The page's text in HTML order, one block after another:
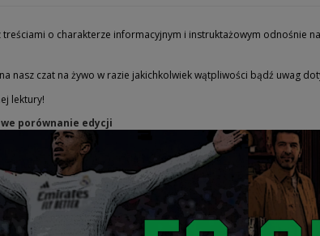
treściami o charakterze informacyjnym i instruktażowym odnośnie
nasz czat na żywo w razie jakichkolwiek wątpliwości bądź uwag
lektury!
porównanie edycji